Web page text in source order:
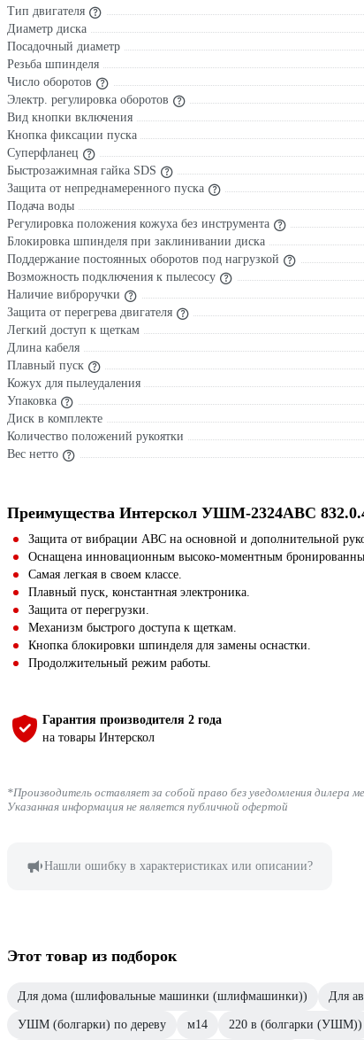
Тип двигателя
Диаметр диска
Посадочный диаметр
Резьба шпинделя
Число оборотов
Электр. регулировка оборотов
Вид кнопки включения
Кнопка фиксации пуска
Суперфланец
Быстрозажимная гайка SDS
Защита от непреднамеренного пуска
Подача воды
Регулировка положения кожуха без инструмента
Блокировка шпинделя при заклинивании диска
Поддержание постоянных оборотов под нагрузкой
Возможность подключения к пылесосу
Наличие виброручки
Защита от перегрева двигателя
Легкий доступ к щеткам
Длина кабеля
Плавный пуск
Кожух для пылеудаления
Упаковка
Диск в комплекте
Количество положений рукоятки
Вес нетто
Преимущества Интерскол УШМ-2324АВС
Защита от вибрации АВС на основной и дополнительной
Оснащена инновационным высоко-моментным
Самая легкая в своем классе.
Плавный пуск, константная электроника.
Защита от перегрузки.
Механизм быстрого доступа к щеткам.
Кнопка блокировки шпинделя для замены оснастки.
Продолжительный режим работы.
Гарантия производителя 2 года
на товары Интерскол
*Производитель оставляет за собой право без уведомления
Указанная информация не является публичной офертой
Нашли ошибку в характеристиках или описании?
Этот товар из подборок
Для дома (шлифовальные машинки (шлифмашинки)) Для
УШМ (болгарки) по дереву м14 220 в (болгарки (УШМ))